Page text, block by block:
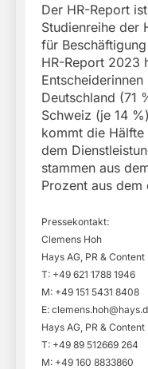
Der HR-Report
Studienreihe der
für
HR-Report 2023
Deutschland (71
Schweiz (je 14
kommt die
dem
stammen aus
Prozent aus
Pressekontakt:
Clemens Hoh
Hays AG, PR & Content
T: +49 621 1788 1946
M: +49 151 5431 8408
E:
Hays AG, PR & Content
T: +49 89 512669 264
M: +49 160 8833860